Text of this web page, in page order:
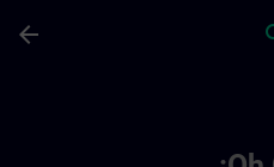
arrow_back